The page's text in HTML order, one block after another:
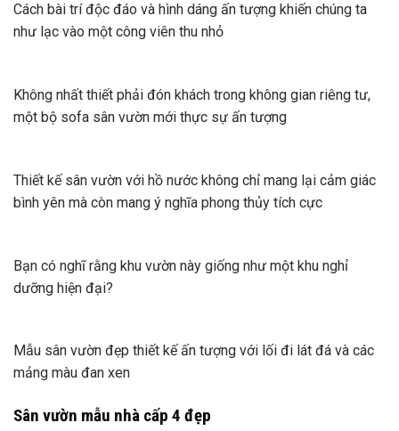
Cách bài trí độc đáo và hình dáng ấn tượng khiến chúng ta
như lạc vào một công viên thu nhỏ
Không nhất thiết phải đón khách trong không gian riêng tư,
một bộ sofa sân vườn mới thực sự ấn tượng
Thiết kế sân vườn với hồ nước không chỉ mang lại cảm giác
bình yên mà còn mang ý nghĩa phong thủy tích cực
Bạn có nghĩ rằng khu vườn này giống như một khu nghỉ
dưỡng hiện đại?
Mẫu sân vườn đẹp thiết kế ấn tượng với lối đi lát đá và các
mảng màu đan xen
Sân vườn mẫu nhà cấp 4 đẹp